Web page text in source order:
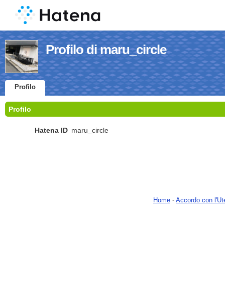
Profilo di maru_circle
Profilo
Profilo
Hatena ID maru_circle
Home - Accordo con